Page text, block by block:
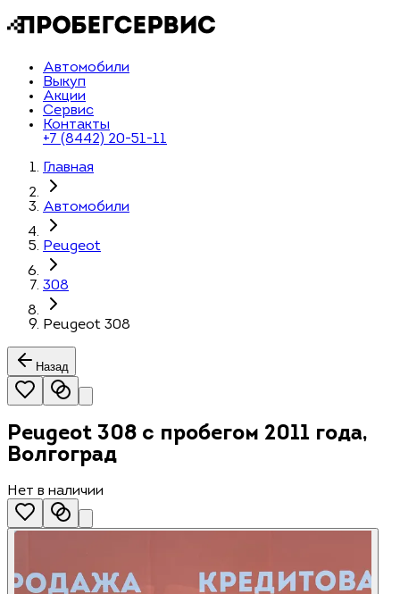
Автомобили
Выкуп
Акции
Сервис
Контакты
+7 (8442) 20-51-11
Главная
Автомобили
Peugeot
308
Peugeot 308
Назад
Peugeot 308 с пробегом 2011 года,
Волгоград
Нет в наличии